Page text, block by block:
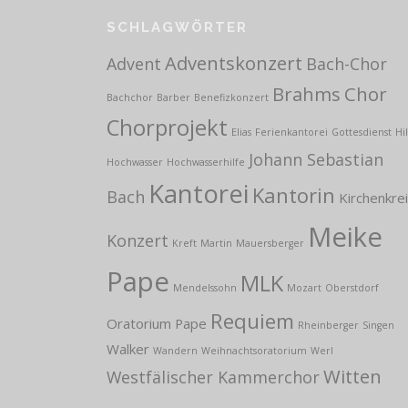
SCHLAGWÖRTER
Advent Adventskonzert Bach-Chor
Bachchor Barber Benefizkonzert Brahms Chor
Chorprojekt Elias Ferienkantorei Gottesdienst
Hochwasser Hochwasserhilfe Johann Sebastian
Bach Kantorei Kantorin
Konzert Kreft Martin Mauersberger Meike
Pape Mendelssohn MLK Mozart Oberstdorf
Oratorium Pape Requiem Rheinberger Singen
Walker Wandern Weihnachtsoratorium Werl
Westfälischer KammerchorWitten